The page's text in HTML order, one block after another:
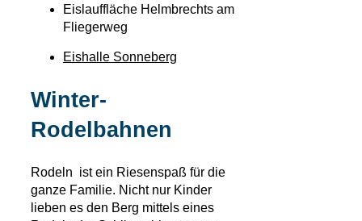
Eislauffläche Helmbrechts am
Fliegerweg
Eishalle Sonneberg
Winter-
Rodelbahnen
Rodeln ist ein Riesenspaß für die
ganze Familie. Nicht nur Kinder
lieben es den Berg mittels eines